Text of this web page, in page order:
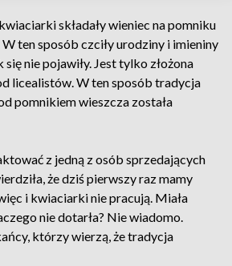
składały wieniec na pomniku
ten sposób czciły urodziny i imieniny
nie pojawiły. Jest tylko złożona
licealistów. W ten sposób tradycja
pomnikiem wieszcza została
z jedną z osób sprzedających
że dziś pierwszy raz mamy
i kwiaciarki nie pracują. Miała
nie dotarła? Nie wiadomo.
którzy wierzą, że tradycja